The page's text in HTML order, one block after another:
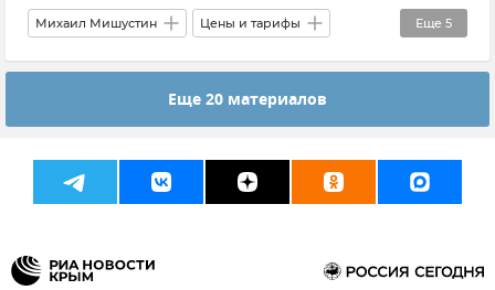
Еще 5
Михаил Мишустин Цены и тарифы
Продукты Россия Общество
Лекарства
Еще 20 материалов